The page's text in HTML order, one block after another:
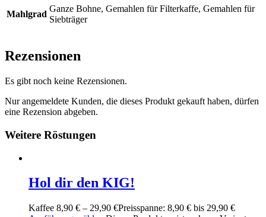
Mahlgrad
Ganze Bohne, Gemahlen für Filterkaffe, Gemahlen für
Siebträger
Rezensionen
Es gibt noch keine Rezensionen.
Nur angemeldete Kunden, die dieses Produkt gekauft haben, dürfen
eine Rezension abgeben.
Weitere Röstungen
Hol dir den KIG!
Kaffee 8,90 € – 29,90 €Preisspanne: 8,90 € bis 29,90 €